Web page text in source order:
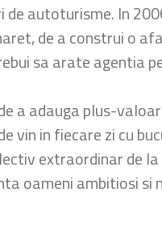
autoturisme. In
de a construi o
sa arate agentia
a adauga plus-
vin in fiecare zi cu
extraordinar de
oameni ambitiosi si